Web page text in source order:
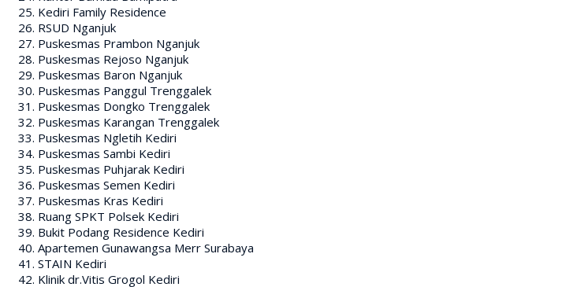
Kediri Family Residence
RSUD Nganjuk
Puskesmas Prambon Nganjuk
Puskesmas Rejoso Nganjuk
Puskesmas Baron Nganjuk
Puskesmas Panggul Trenggalek
Puskesmas Dongko Trenggalek
Puskesmas Karangan Trenggalek
Puskesmas Ngletih Kediri
Puskesmas Sambi Kediri
Puskesmas Puhjarak Kediri
Puskesmas Semen Kediri
Puskesmas Kras Kediri
Ruang SPKT Polsek Kediri
Bukit Podang Residence Kediri
Apartemen Gunawangsa Merr Surabaya
STAIN Kediri
Klinik dr.Vitis Grogol Kediri